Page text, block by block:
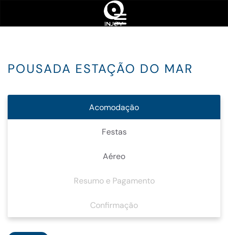
POUSADA ESTAÇÃO DO MAR
Acomodação
Festas
Aéreo
Resumo e Pagamento
Confirmação